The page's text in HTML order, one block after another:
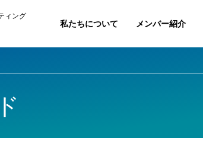
ィング
私たちについて メンバー紹介